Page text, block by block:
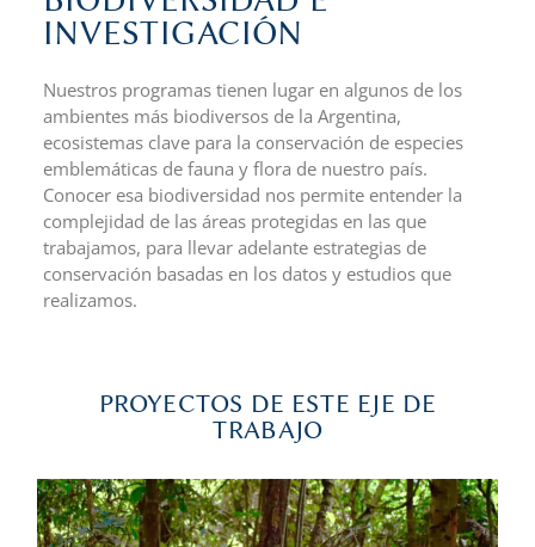
INVESTIGACIÓN
Nuestros programas tienen lugar en algunos de los
ambientes más biodiversos de la Argentina,
ecosistemas clave para la conservación de especies
emblemáticas de fauna y flora de nuestro país.
Conocer esa biodiversidad nos permite entender la
complejidad de las áreas protegidas en las que
trabajamos, para llevar adelante estrategias de
conservación basadas en los datos y estudios que
realizamos.
PROYECTOS DE ESTE EJE DE
TRABAJO